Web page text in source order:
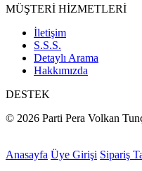
MÜŞTERİ HİZMETLERİ
İletişim
S.S.S.
Detaylı Arama
Hakkımızda
DESTEK
© 2026 Parti Pera Volkan
Anasayfa Üye Girişi Sipariş